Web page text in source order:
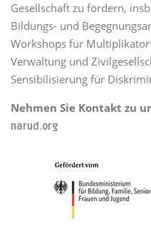
Gesellschaft zu fördern,
Bildungs- und
Workshops für
Verwaltung und
Sensibilisierung für
Nehmen Sie Kontakt zu
narud.org